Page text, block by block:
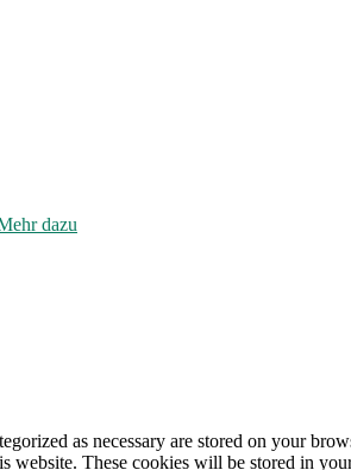
dazu
as necessary are stored on your
website. These cookies will be stored in